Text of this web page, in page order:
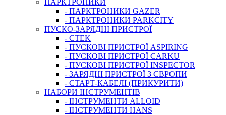
ПАРКТРОНИКИ
- ПАРКТРОНИКИ GAZER
- ПАРКТРОНИКИ PARKCITY
ПУСКО-ЗАРЯДНІ ПРИСТРОЇ
- CTEK
- ПУСКОВІ ПРИСТРОЇ ASPIRING
- ПУСКОВІ ПРИСТРОЇ CARKU
- ПУСКОВІ ПРИСТРОЇ INSPECTOR
- ЗАРЯДНІ ПРИСТРОЇ З ЄВРОПИ
- СТАРТ-КАБЕЛІ (ПРИКУРИТИ)
НАБОРИ ІНСТРУМЕНТІВ
- ІНСТРУМЕНТИ ALLOID
- ІНСТРУМЕНТИ HANS